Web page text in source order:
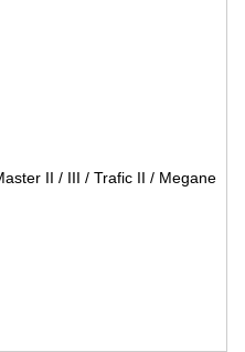
II / III / Trafic II / Megane